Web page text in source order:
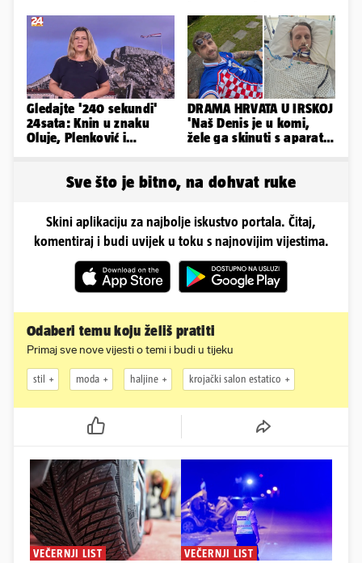
Gledajte '240 sekundi'
24sata: Knin u znaku
Oluje, Plenković i
DRAMA HRVATA U IRSKOJ
'Naš Denis je u komi,
žele ga skinuti s aparata!
Sve što je bitno, na dohvat ruke
Skini aplikaciju za najbolje iskustvo portala. Čitaj,
komentiraj i budi uvijek u toku s najnovijim vijestima.
Odaberi temu koju želiš pratiti
Primaj sve nove vijesti o temi i budi u tijeku
stil moda haljine krojački salon estatico